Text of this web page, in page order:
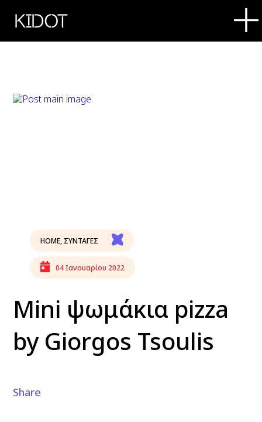
KIDOT
HOME, ΣΥΝΤΑΓΕΣ
04 Ιανουαρίου 2022
Mini ψωμάκια pizza
by Giorgos Tsoulis
Share